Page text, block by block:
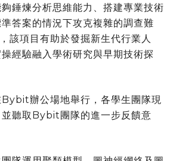
錘煉分析思維能力、搭建專業技術
答案的情況下攻克複雜的調查難
該項目有助於發掘新生代行業人
經驗融入學術研究與早期技術探
辦公場地舉行，各學生團隊現
聽取Bybit團隊的進一步反饋意